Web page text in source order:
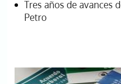
Tres años de avances
Petro